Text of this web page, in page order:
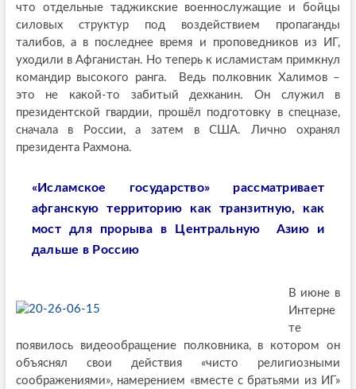
что отдельные таджикские военнослужащие и бойцы
силовых структур под воздействием пропаганды
талибов, а в последнее время и проповедников из ИГ,
уходили в Афганистан. Но теперь к исламистам примкнул
командир высокого ранга. Ведь полковник Халимов –
это не какой-то забитый дехканин. Он служил в
президентской гвардии, прошёл подготовку в спецназе,
сначала в России, а затем в США. Лично охранял
президента Рахмона.
«Исламское государство» рассматривает
афганскую территорию как транзитную, как
мост для прорыва в Центральную Азию и
дальше в Россию
В июне в
Интерне
те
появилось видеообращение полковника, в котором он
объяснял свои действия «чисто религиозными
соображениями», намерением «вместе с братьями из ИГ»